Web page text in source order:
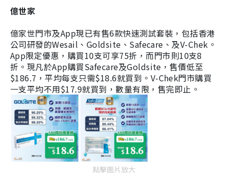
億世家
億家世門市及App現已有售6款快速測試套裝，包括香港
公司研發的Wesail、Goldsite、Safecare、及V-Chek。
App限定優惠，購買10支可享75折，而門市則10支8
折。現凡於App購買Safecare及Goldsite，售價低至
$186.7，平均每支只需$18.6就買到。V-Chek門市購買
一支平均不用$17.9就買到，數量有限，售完即止。
點擊圖片放大